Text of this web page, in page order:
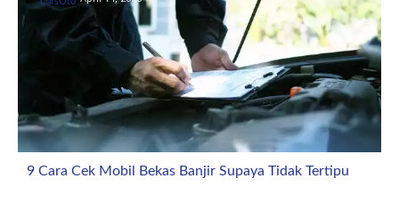
9 Cara Cek Mobil Bekas Banjir Supaya Tidak Tertipu